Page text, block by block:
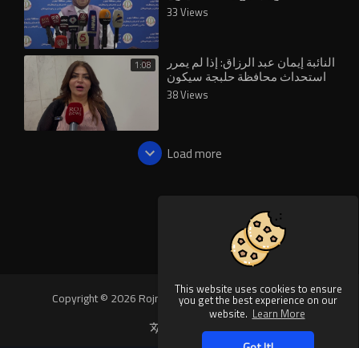
This website uses cookies to ensure
you get the best experience on our
website. Learn More
33 Views
1:08 النائبة إيمان عبد الرزاق: إذا لم يمرر
استحداث محافظة حلبجة سيكون
لنا موقف آخر
38 Views
Load more
Copyright © 2026 Rojnews Video. All rights reserved.
Language